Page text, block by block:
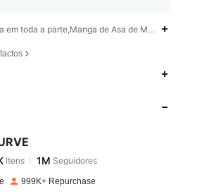
em toda a parte,Manga de Asa de Morcego,Id al-
Itens
atrás
999K+ Repurchase